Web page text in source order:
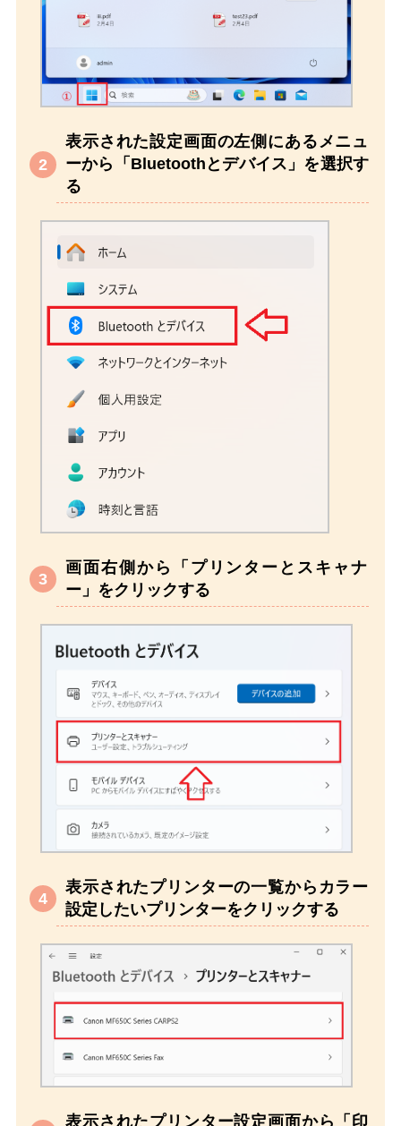
表示された設定画面の左側にあるメニュ
ーから「Bluetoothとデバイス」を選択す
る
画面右側から「プリンターとスキャナ
ー」をクリックする
表示されたプリンターの一覧からカラー
設定したいプリンターをクリックする
表示されたプリンター設定画面から「印